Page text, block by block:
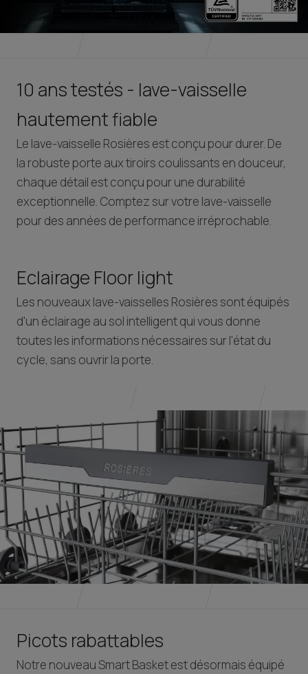
10 ans testés - lave-vaisselle
hautement fiable
Le lave-vaisselle Rosières est conçu pour durer. De
la robuste porte aux tiroirs coulissants en douceur,
chaque détail est conçu pour une durabilité
exceptionnelle. Comptez sur votre lave-vaisselle
pour des années de performance irréprochable.
Eclairage Floor light
Les nouveaux lave-vaisselles Rosières sont équipés
d'un éclairage au sol intelligent qui vous donne
toutes les informations nécessaires sur l'état du
cycle, sans ouvrir la porte.
Picots rabattables
Notre nouveau Smart Basket est désormais équipé